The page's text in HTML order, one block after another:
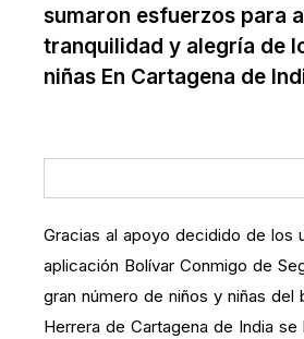
sumaron esfuerzos para
tranquilidad y alegría de
niñas En Cartagena de
Gracias al apoyo decidido de los
aplicación Bolívar Conmigo de
gran número de niños y niñas del
Herrera de Cartagena de India